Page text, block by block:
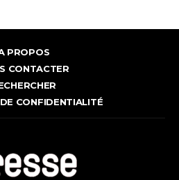
PROPOS
CONTACTER
CONFIDENTIALITÉ